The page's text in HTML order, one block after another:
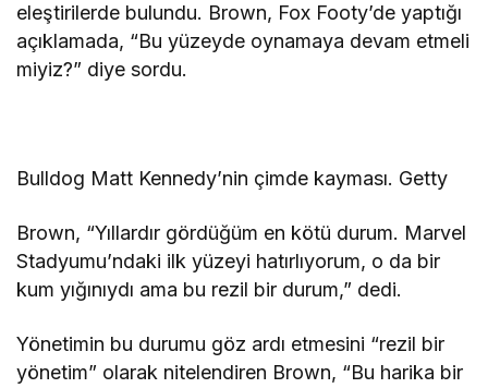
eleştirilerde bulundu. Brown, Fox Footy’de yaptığı
açıklamada, “Bu yüzeyde oynamaya devam etmeli
miyiz?” diye sordu.
Bulldog Matt Kennedy’nin çimde kayması. Getty
Brown, “Yıllardır gördüğüm en kötü durum. Marvel
Stadyumu’ndaki ilk yüzeyi hatırlıyorum, o da bir
kum yığınıydı ama bu rezil bir durum,” dedi.
Yönetimin bu durumu göz ardı etmesini “rezil bir
yönetim” olarak nitelendiren Brown, “Bu harika bir